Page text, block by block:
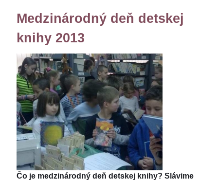
Medzinárodný deň detskej
knihy 2013
Čo je medzinárodný deň detskej knihy? Slávime